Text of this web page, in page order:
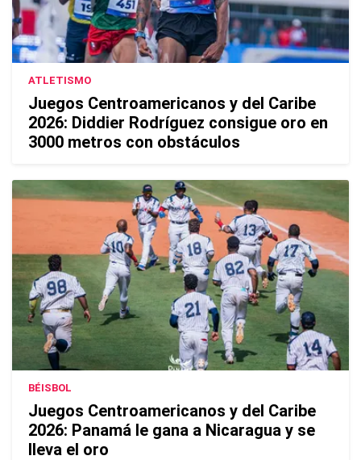
ATLETISMO
Juegos Centroamericanos y del Caribe
2026: Diddier Rodríguez consigue oro en
3000 metros con obstáculos
BÉISBOL
Juegos Centroamericanos y del Caribe
2026: Panamá le gana a Nicaragua y se
lleva el oro